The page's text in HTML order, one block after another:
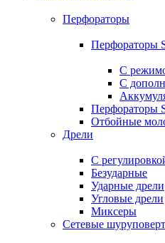
Перфораторы
Перфораторы
С
С
Перфораторы
Отбойные
Дрели
С
Безударные
Ударные дрели
Угловые дрели
Миксеры
Сетевые